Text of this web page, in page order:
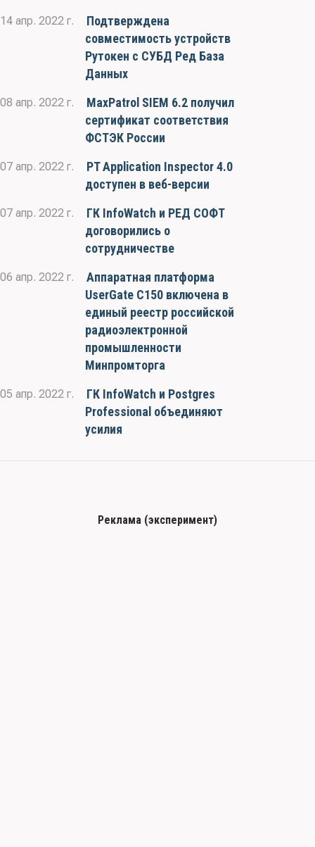
14 апр. 2022 г.
Подтверждена
совместимость устройств
Рутокен с СУБД Ред База
Данных
08 апр. 2022 г.
MaxPatrol SIEM 6.2 получил
сертификат соответствия
ФСТЭК России
07 апр. 2022 г.
PT Application Inspector 4.0
доступен в веб-версии
07 апр. 2022 г.
ГК InfoWatch и РЕД СОФТ
договорились о
сотрудничестве
06 апр. 2022 г.
Аппаратная платформа
UserGate C150 включена в
единый реестр российской
радиоэлектронной
промышленности
Минпромторга
05 апр. 2022 г.
ГК InfoWatch и Postgres
Professional объединяют
усилия
Реклама (эксперимент)